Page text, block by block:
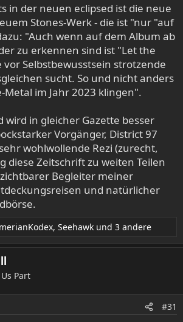
in der neuen eclipsed ist die neue
Stones-Werk - die ist "nur "auf
"Auch wenn auf dem Album ab
zu erkennen sind ist "Let the
Selbstbewusstsein strotzende
sucht. So und nicht anders
Metal im Jahr 2023 klingen".
wird in gleicher Gazette besser
Vorgänger, District 97
wohlwollende Rezi (zurecht,
diese Zeitschrift zu weiten Teilen
Begleiter meiner
und natürlicher
, Seehawk und 3 andere
Part
#31